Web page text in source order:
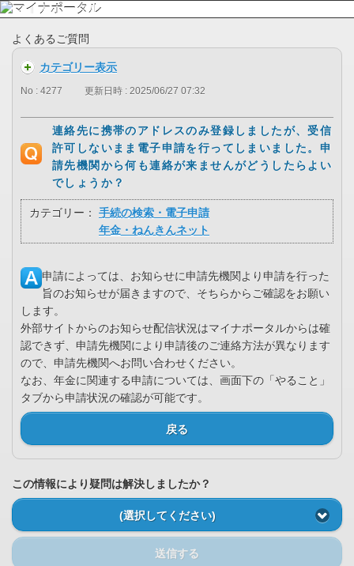
よくあるご質問
カテゴリー表示
No : 4277 更新日時 : 2025/06/27 07:32
連絡先に携帯のアドレスのみ登録しましたが、受信
許可しないまま電子申請を行ってしまいました。申
請先機関から何も連絡が来ませんがどうしたらよい
でしょうか？
カテゴリー：
手続の検索・電子申請
年金・ねんきんネット
申請によっては、お知らせに申請先機関より申請を行った
旨のお知らせが届きますので、そちらからご確認をお願い
します。
外部サイトからのお知らせ配信状況はマイナポータルからは確
認できず、申請先機関により申請後のご連絡方法が異なります
ので、申請先機関へお問い合わせください。
なお、年金に関連する申請については、画面下の「やること」
タブから申請状況の確認が可能です。
戻る
この情報により疑問は解決しましたか？
(選択してください)
送信する